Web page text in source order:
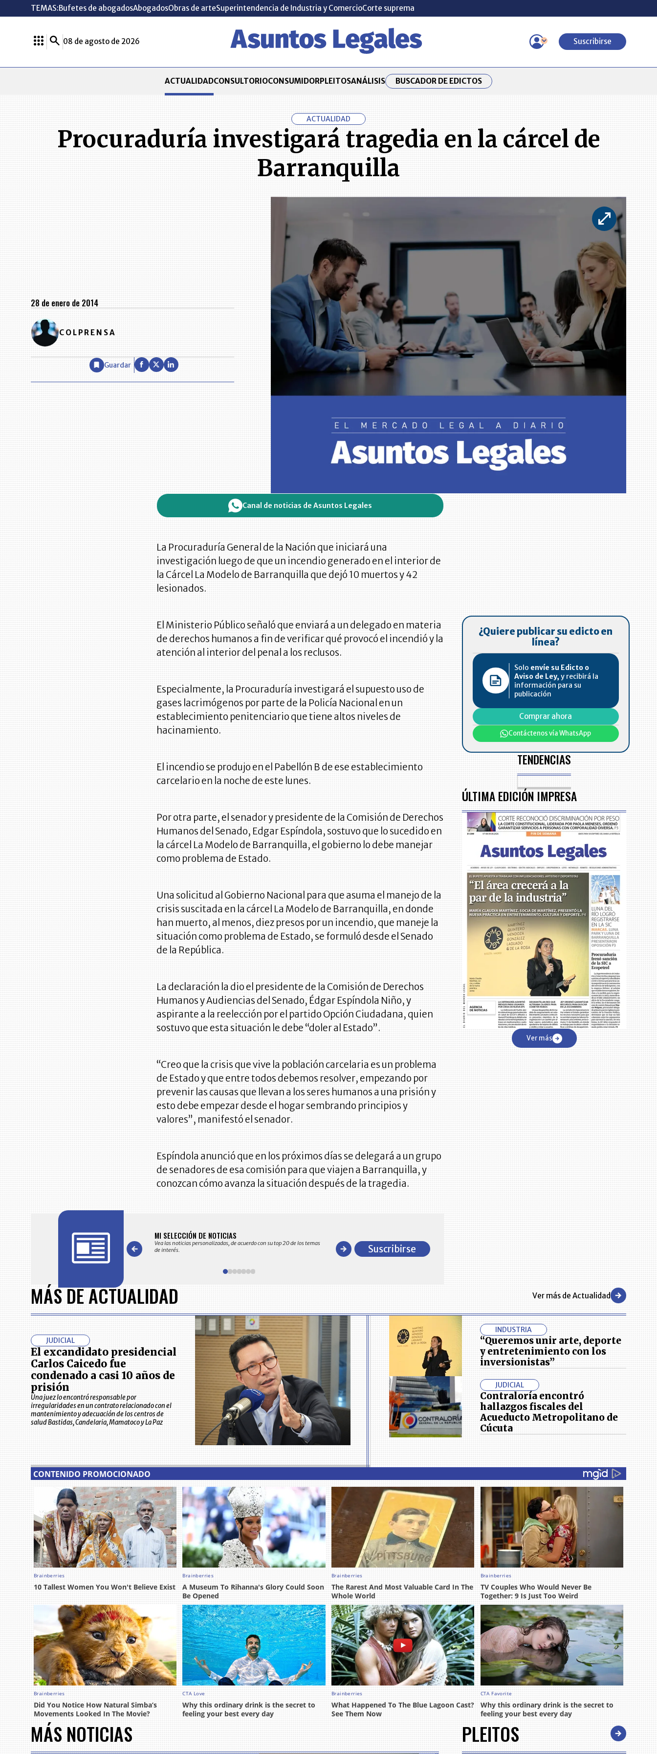
TEMAS:Bufetes de abogadosAbogadosObras de arteSuperintendencia de Industria y ComercioCorte suprema
08 de agosto de 2026 Suscribirse
ACTUALIDADCONSULTORIOCONSUMIDORPLEITOSANÁLISIS BUSCADOR DE EDICTOS
ACTUALIDAD
Procuraduría investigará tragedia en la cárcel de
Barranquilla
28 de enero de 2014
COLPRENSA
Guardar
Canal de noticias de Asuntos Legales
La Procuraduría General de la Nación que iniciará una
investigación luego de que un incendio generado en el interior de
la Cárcel La Modelo de Barranquilla que dejó 10 muertos y 42
lesionados.
El Ministerio Público señaló que enviará a un delegado en materia
de derechos humanos a fin de verificar qué provocó el incendió y la
atención al interior del penal a los reclusos.
Especialmente, la Procuraduría investigará el supuesto uso de
gases lacrimógenos por parte de la Policía Nacional en un
establecimiento penitenciario que tiene altos niveles de
hacinamiento.
El incendio se produjo en el Pabellón B de ese establecimiento
carcelario en la noche de este lunes.
Por otra parte, el senador y presidente de la Comisión de Derechos
Humanos del Senado, Edgar Espíndola, sostuvo que lo sucedido en
la cárcel La Modelo de Barranquilla, el gobierno lo debe manejar
como problema de Estado.
Una solicitud al Gobierno Nacional para que asuma el manejo de la
crisis suscitada en la cárcel La Modelo de Barranquilla, en donde
han muerto, al menos, diez presos por un incendio, que maneje la
situación como problema de Estado, se formuló desde el Senado
de la República.
La declaración la dio el presidente de la Comisión de Derechos
Humanos y Audiencias del Senado, Édgar Espíndola Niño, y
aspirante a la reelección por el partido Opción Ciudadana, quien
sostuvo que esta situación le debe “doler al Estado”.
“Creo que la crisis que vive la población carcelaria es un problema
de Estado y que entre todos debemos resolver, empezando por
prevenir las causas que llevan a los seres humanos a una prisión y
esto debe empezar desde el hogar sembrando principios y
valores”, manifestó el senador.
Espíndola anunció que en los próximos días se delegará a un grupo
de senadores de esa comisión para que viajen a Barranquilla, y
conozcan cómo avanza la situación después de la tragedia.
¿Quiere publicar su edicto en
línea?
Solo envíe su Edicto o
Aviso de Ley, y recibirá la
información para su
publicación
Comprar ahora
Contáctenos vía WhatsApp
TENDENCIAS
ÚLTIMA EDICIÓN IMPRESA
Ver más
en su correo electrónico las noticias seleccionadas por nuestro
MI SELECCIÓN DE NOTICIAS
Vea las noticias personalizadas, de acuerdo con su top 20 de los temas
de interés.
comportamiento general y detallado de las 10.000 primeras empresas
en ventas en Colombia
of
7
Suscribirse
MÁS DE ACTUALIDAD Ver más de Actualidad
JUDICIAL
El excandidato presidencial
Carlos Caicedo fue
condenado a casi 10 años de
prisión
Una juez lo encontró responsable por
irregularidades en un contrato relacionado con el
mantenimiento y adecuación de los centros de
salud Bastidas, Candelaria, Mamatoco y La Paz
INDUSTRIA
“Queremos unir arte, deporte
y entretenimiento con los
inversionistas”
JUDICIAL
Contraloría encontró
hallazgos fiscales del
Acueducto Metropolitano de
Cúcuta
MÁS NOTICIAS PLEITOS